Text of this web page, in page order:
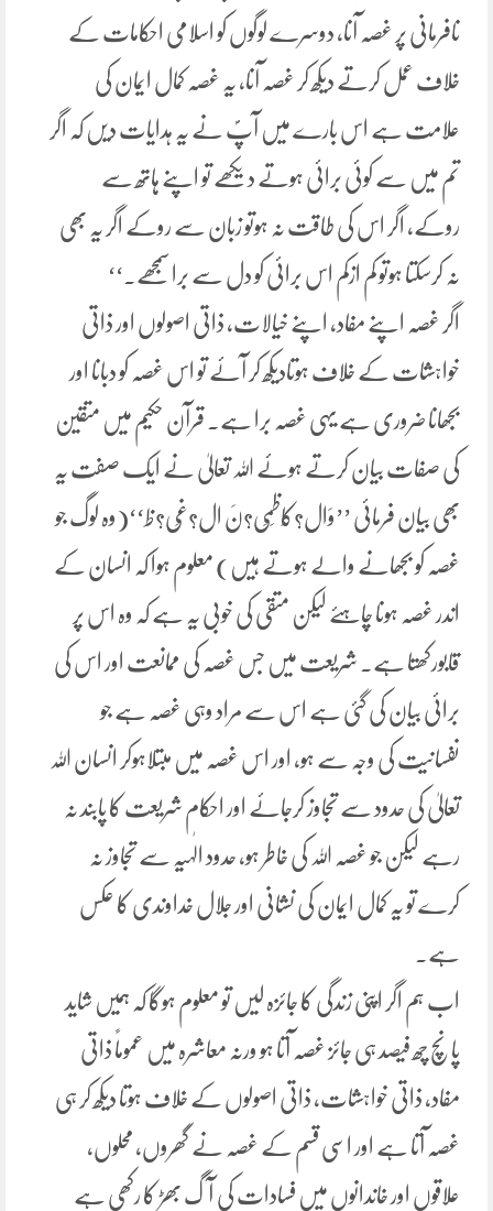
نافرمانی پر غصہ آنا، دوسرے لوگوں کو اسلامی احکامات کے
خلاف عمل کرتے دیکھ کر غصہ آنا، یہ غصہ کمال ایمان کی
علامت ہے اس بارے میں آپؐ نے یہ ہدایات دیں کہ اگر
تم میں سے کوئی برائی ہوتے دیکھے تو اپنے ہاتھ سے
روکے، اگر اس کی طاقت نہ ہوتو زبان سے روکے اگر یہ بھی
نہ کرسکتا ہوتو کم ازکم اس برائی کو دل سے برا سمجھے۔‘‘
اگر غصہ اپنے مفاد، اپنے خیالات، ذاتی اصولوں اور ذاتی
خواہشات کے خلاف ہوتادیکھ کر آئے تو اس غصہ کو دبانا اور
بجھانا ضروری ہے یہی غصہ برا ہے۔ قرآن حکیم میں متقین
کی صفات بیان کرتے ہوئے اللہ تعالیٰ نے ایک صفت یہ
بھی بیان فرمائی ’’وَال?کَاظِمِی?نَ ال?غَی?ظ‘‘(وہ لوگ جو
غصہ کو بجھانے والے ہوتے ہیں) معلوم ہوا کہ انسان کے
اندر غصہ ہونا چاہئے لیکن متقی کی خوبی یہ ہے کہ وہ اس پر
قابورکھتا ہے۔ شریعت میں جس غصہ کی ممانعت اور اس کی
برائی بیان کی گئی ہے اس سے مراد وہی غصہ ہے جو
نفسانیت کی وجہ سے ہو، اور اس غصہ میں مبتلاہوکر انسان اللہ
تعالیٰ کی حدود سے تجاوز کرجائے اور احکام شریعت کا پابند نہ
رہے لیکن جو غصہ اللہ کی خاطر ہو، حدود الٰہیہ سے تجاوز نہ
کرے تو یہ کمال ایمان کی نشانی اور جلال خداوندی کا عکس
ہے۔
اب ہم اگر اپنی زندگی کا جائزہ لیں تو معلوم ہوگا کہ ہمیں شاید
پانچ چھ فیصد ہی جائز غصہ آتا ہو ورنہ معاشرہ میں عموماً ذاتی
مفاد، ذاتی خواہشات، ذاتی اصولوں کے خلاف ہوتا دیکھ کر ہی
غصہ آتا ہے اور اسی قسم کے غصہ نے گھروں، محلوں،
علاقوں اور خاندانوں میں فسادات کی آگ بھڑ کا رکھی ہے